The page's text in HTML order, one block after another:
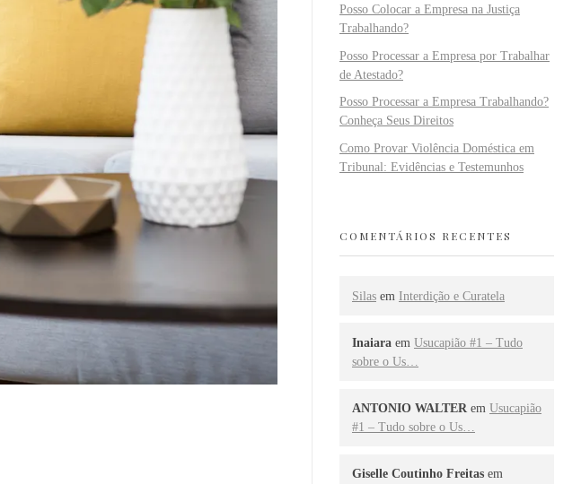
Posso Colocar a Empresa na Justiça
Trabalhando?
Posso Processar a Empresa por Trabalhar
de Atestado?
Posso Processar a Empresa Trabalhando?
Conheça Seus Direitos
Como Provar Violência Doméstica em
Tribunal: Evidências e Testemunhos
COMENTÁRIOS RECENTES
Silas em Interdição e Curatela
Inaiara em Usucapião #1 – Tudo
sobre o Us…
ANTONIO WALTER em Usucapião
#1 – Tudo sobre o Us…
Giselle Coutinho Freitas em